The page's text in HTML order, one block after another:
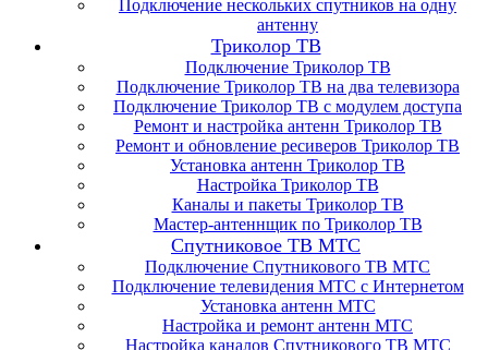
Подключение нескольких спутников на одну
антенну
Триколор ТВ
Подключение Триколор ТВ
Подключение Триколор ТВ на два телевизора
Подключение Триколор ТВ с модулем доступа
Ремонт и настройка антенн Триколор ТВ
Ремонт и обновление ресиверов Триколор ТВ
Установка антенн Триколор ТВ
Настройка Триколор ТВ
Каналы и пакеты Триколор ТВ
Мастер-антеннщик по Триколор ТВ
Спутниковое ТВ МТС
Подключение Спутникового ТВ МТС
Подключение телевидения МТС с Интернетом
Установка антенн МТС
Настройка и ремонт антенн МТС
Настройка каналов Спутникового ТВ МТС